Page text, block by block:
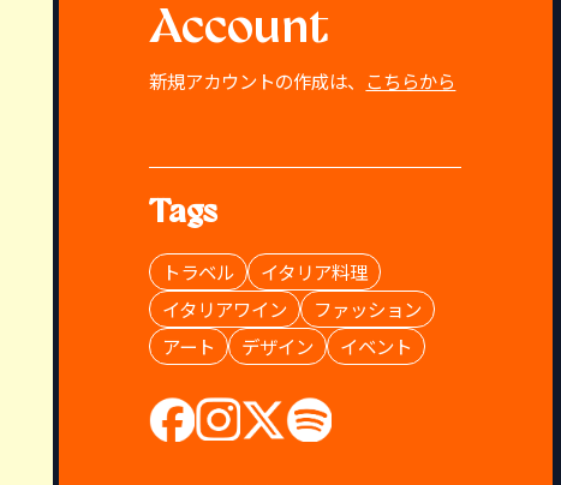
Account
新規アカウントの作成は、 こちらから
Tags
トラベル
イタリア料理
イタリアワイン
ファッション
アート
デザイン イベント